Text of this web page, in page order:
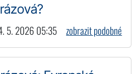
5. 2026 05:35 zobrazit podobné